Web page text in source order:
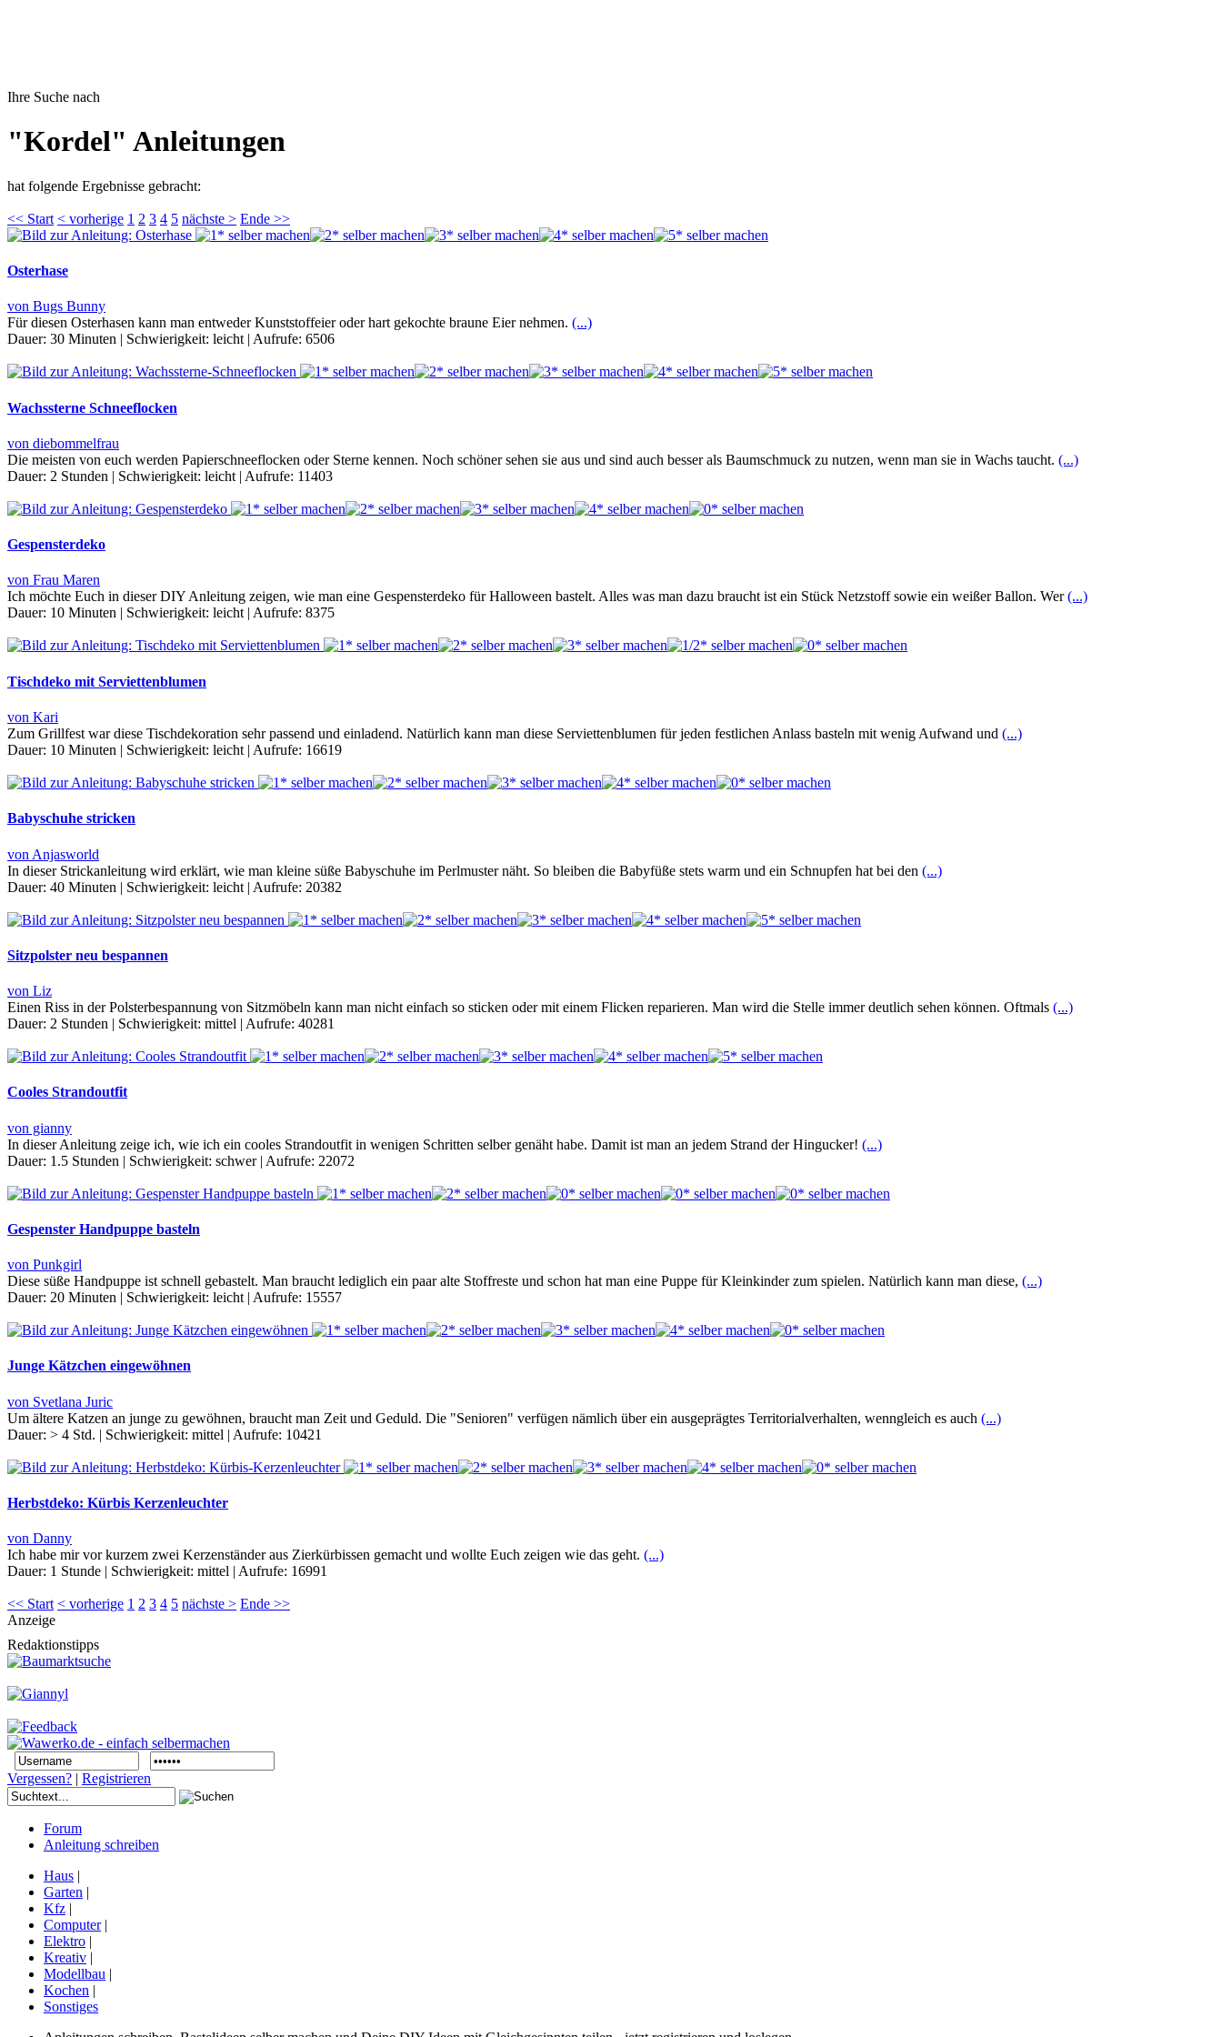
Ihre Suche nach
"Kordel" Anleitungen
hat folgende Ergebnisse gebracht:
<< Start < vorherige 1 2 3 4 5 nächste > Ende >>
Osterhase
von Bugs Bunny
Für diesen Osterhasen kann man entweder Kunststoffeier oder hart gekochte braune Eier nehmen. (...)
Dauer: 30 Minuten | Schwierigkeit: leicht | Aufrufe: 6506
Wachssterne Schneeflocken
von diebommelfrau
Die meisten von euch werden Papierschneeflocken oder Sterne kennen. Noch schöner sehen sie aus und sind auch besser als Baumschmuck zu nutzen, wenn man sie in Wachs taucht. (...)
Dauer: 2 Stunden | Schwierigkeit: leicht | Aufrufe: 11403
Gespensterdeko
von Frau Maren
Ich möchte Euch in dieser DIY Anleitung zeigen, wie man eine Gespensterdeko für Halloween bastelt. Alles was man dazu braucht ist ein Stück Netzstoff sowie ein weißer Ballon. Wer(...)
Dauer: 10 Minuten Schwierigkeit: leicht Aufrufe: 8375
Tischdeko mit Serviettenblumen
von Kari
Zum Grillfest war diese Tischdekoration sehr passend und einladend. Natürlich kann man diese Serviettenblumen für jeden festlichen Anlass basteln mit wenig Aufwand und (...)
Dauer: 10 Minuten | Schwierigkeit: leicht | Aufrufe: 16619
Babyschuhe stricken
von Anjasworld
In dieser Strickanleitung wird erklärt, wie man kleine süße Babyschuhe im Perlmuster näht. So bleiben die Babyfüße stets warm und ein Schnupfen hat bei den (...)
Dauer: 40 Minuten | Schwierigkeit: leicht | Aufrufe: 20382
Sitzpolster neu bespannen
von Liz
Einen Riss in der Polsterbespannung von Sitzmöbeln kann man nicht einfach so sticken oder mit einem Flicken reparieren. Man wird die Stelle immer deutlich sehen können. Oftmals (...)
Dauer: 2 Stunden | Schwierigkeit: mittel | Aufrufe: 40281
Cooles Strandoutfit
von gianny
In dieser Anleitung zeige ich, wie ich ein cooles Strandoutfit in wenigen Schritten selber genäht habe. Damit ist man an jedem Strand der Hingucker! (...)
Dauer: 1.5 Stunden | Schwierigkeit: schwer | Aufrufe: 22072
Gespenster Handpuppe basteln
von Punkgirl
Diese süße Handpuppe ist schnell gebastelt. Man braucht lediglich ein paar alte Stoffreste und schon hat man eine Puppe für Kleinkinder zum spielen. Natürlich kann man diese, (...)
Dauer: 20 Minuten | Schwierigkeit: leicht | Aufrufe: 15557
Junge Kätzchen eingewöhnen
von Svetlana Juric
Um ältere Katzen an junge zu gewöhnen, braucht man Zeit und Geduld. Die "Senioren" verfügen nämlich über ein ausgeprägtes Territorialverhalten, wenngleich es auch (...)
Dauer: > 4 Std. | Schwierigkeit: mittel | Aufrufe: 10421
Herbstdeko: Kürbis Kerzenleuchter
von Danny
Ich habe mir vor kurzem zwei Kerzenständer aus Zierkürbissen gemacht und wollte Euch zeigen wie das geht. (...)
Dauer: 1 Stunde | Schwierigkeit: mittel | Aufrufe: 16991
<< Start < vorherige 1 2 3 4 5 nächste > Ende >>
Anzeige
Redaktionstipps
Vergessen? | Registrieren
Forum
Anleitung schreiben
Haus |
Garten |
Kfz |
Computer|
Elektro |
Kreativ |
Modellbau |
Kochen |
Sonstiges